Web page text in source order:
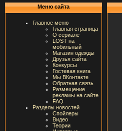
Меню сайта
Главное меню
Главная страница
О сериале
LOST на
мобильный
Магазин одежды
Друзья сайта
Конкурсы
Гостевая книга
Мы ВКонтакте
Обратная связь
Размещение
рекламы на сайте
FAQ
Разделы новостей
Спойлеры
Видео
Теории